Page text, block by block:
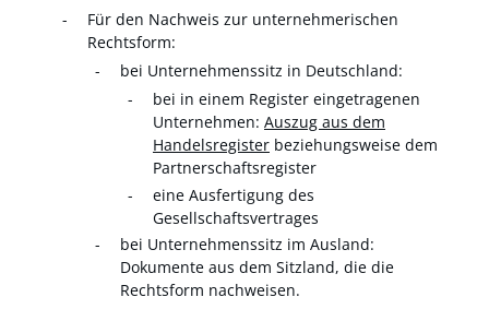
Für den Nachweis zur unternehmerischen
Rechtsform:
bei Unternehmenssitz in Deutschland:
bei in einem Register eingetragenen
Unternehmen: Auszug aus dem
Handelsregister beziehungsweise dem
Partnerschaftsregister
eine Ausfertigung des
Gesellschaftsvertrages
bei Unternehmenssitz im Ausland:
Dokumente aus dem Sitzland, die die
Rechtsform nachweisen.